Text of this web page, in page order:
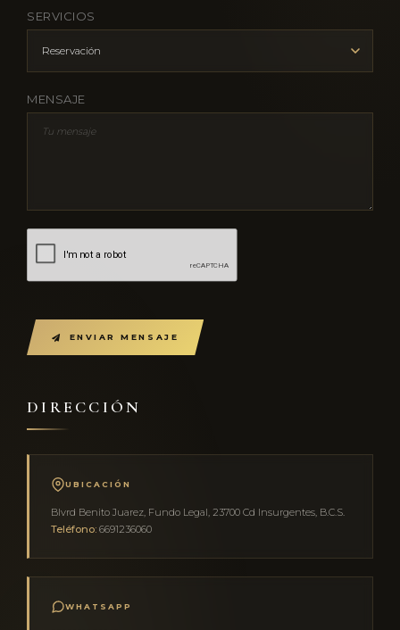
SERVICIOS
MENSAJE
ENVIAR MENSAJE
DIRECCIÓN
UBICACIÓN
Blvrd Benito Juarez, Fundo Legal, 23700 Cd Insurgentes, B.C.S.
Teléfono: 6691236060
WHATSAPP